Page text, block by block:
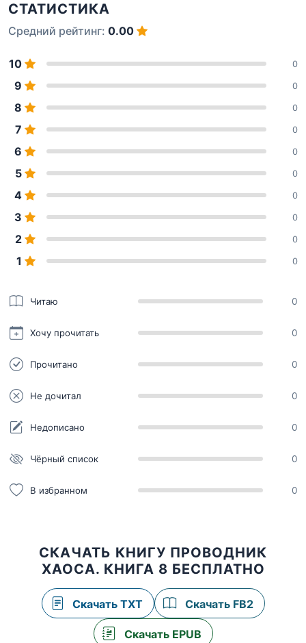
СТАТИСТИКА
Средний рейтинг: 0.00
10 0
9 0
8 0
7 0
6 0
5 0
4 0
3 0
2 0
1 0
Читаю 0
Хочу прочитать 0
Прочитано 0
Не дочитал 0
Недописано 0
Чёрный список 0
В избранном 0
СКАЧАТЬ КНИГУ ПРОВОДНИК
ХАОСА. КНИГА 8 БЕСПЛАТНО
Скачать TXT Скачать FB2
Скачать EPUB